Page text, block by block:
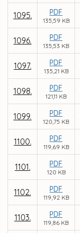
1095. PDF
135,59 KB
1096. PDF
135,53 KB
1097. PDF
135,21 KB
1098. PDF
121,11 KB
1099. PDF
120,75 KB
1100. PDF
119,69 KB
1101. PDF
120 KB
1102. PDF
119,92 KB
1103. PDF
119,86 KB